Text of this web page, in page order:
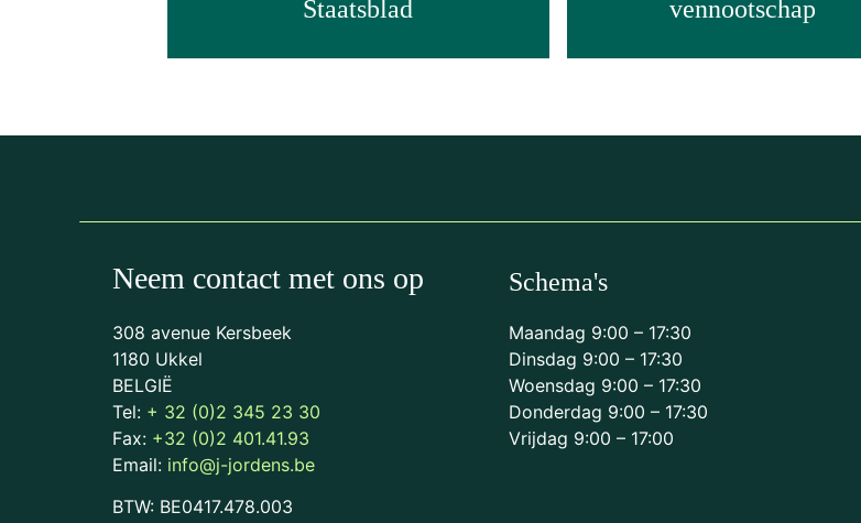
Staatsblad
vennootschap
Neem contact met ons op
308 avenue Kersbeek
1180 Ukkel
BELGIË
Tel: + 32 (0)2 345 23 30
Fax: +32 (0)2 401.41.93
Email: info@j-jordens.be
BTW: BE0417.478.003
Schema's
Maandag 9:00 – 17:30
Dinsdag 9:00 – 17:30
Woensdag 9:00 – 17:30
Donderdag 9:00 – 17:30
Vrijdag 9:00 – 17:00